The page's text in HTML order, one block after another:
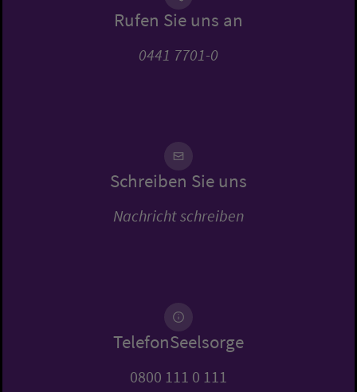
Rufen Sie uns an
0441 7701-0
Schreiben Sie uns
Nachricht schreiben
TelefonSeelsorge
0800 111 0 111